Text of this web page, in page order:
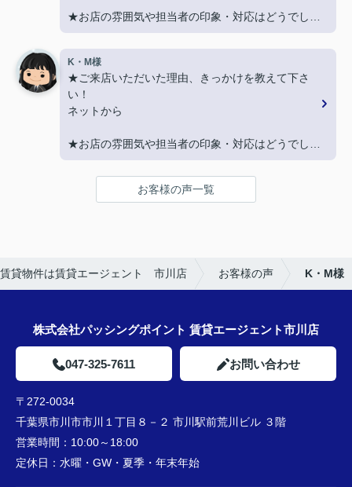
★お店の雰囲気や担当者の印象・対応はどうでした
か？
親切に対応いただき良かったです！
★担当者、または当店に一言お願い致します！
契約まで色々とご対応いただきありがとうございま
した！
K・M様
★ご来店いただいた理由、きっかけを教えて下さ
い！
ネットから
★お店の雰囲気や担当者の印象・対応はどうでした
か？
LINEでのコミュニケーションでやりやすい！
お客様の声一覧
貸物件は賃貸エージェント 市川店 お客様の声 K・M様
株式会社パッシングポイント 賃貸エージェント市川店
047-325-7611 お問い合わせ
〒272-0034
千葉県市川市市川１丁目８－２ 市川駅前荒川ビル ３階
営業時間： 10:00～18:00
定休日： 水曜・GW・夏季・年末年始